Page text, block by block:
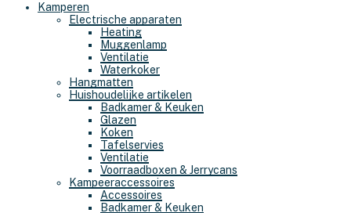
Kamperen
Electrische apparaten
Heating
Muggenlamp
Ventilatie
Waterkoker
Hangmatten
Huishoudelijke artikelen
Badkamer & Keuken
Glazen
Koken
Tafelservies
Ventilatie
Voorraadboxen & Jerrycans
Kampeeraccessoires
Accessoires
Badkamer & Keuken